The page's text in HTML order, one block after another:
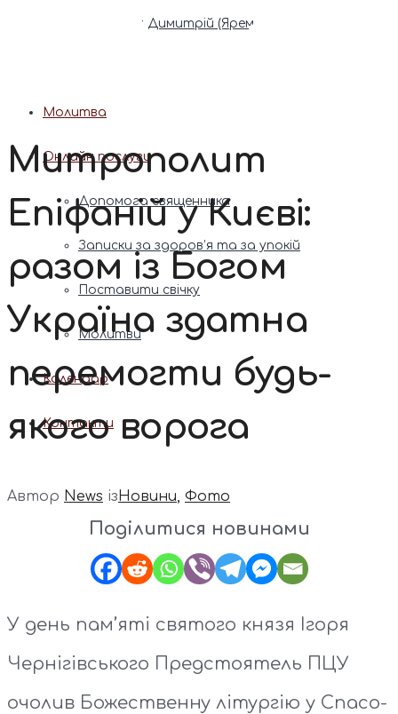
Патріарх Димитрій (Ярема)
Молитва
Онлайн послуги
Допомога священника
Записки за здоров’я та за упокій
Поставити свічку
Молитви
Календар
Контакти
Митрополит
Епіфаній у Києві:
разом із Богом
Україна здатна
перемогти будь-
якого ворога
Автор News ізНовини, Фото
Поділитися новинами
У день пам’яті святого князя Ігоря
Чернігівського Предстоятель ПЦУ
очолив Божественну літургію у Спасо-